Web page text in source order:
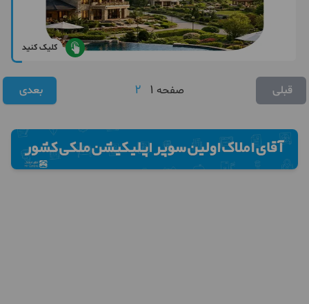
کلیک کنید
قبلی صفحه 1
2 بعدی